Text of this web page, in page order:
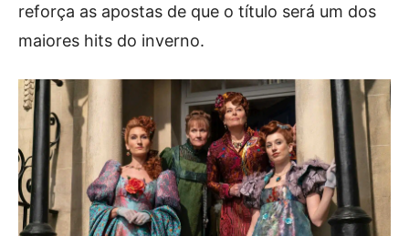
reforça as apostas de que o título será um dos
maiores hits do inverno.